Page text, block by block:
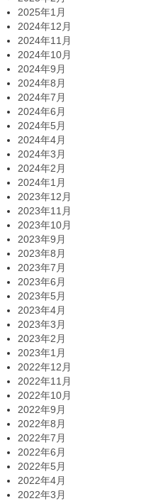
2025年1月
2024年12月
2024年11月
2024年10月
2024年9月
2024年8月
2024年7月
2024年6月
2024年5月
2024年4月
2024年3月
2024年2月
2024年1月
2023年12月
2023年11月
2023年10月
2023年9月
2023年8月
2023年7月
2023年6月
2023年5月
2023年4月
2023年3月
2023年2月
2023年1月
2022年12月
2022年11月
2022年10月
2022年9月
2022年8月
2022年7月
2022年6月
2022年5月
2022年4月
2022年3月